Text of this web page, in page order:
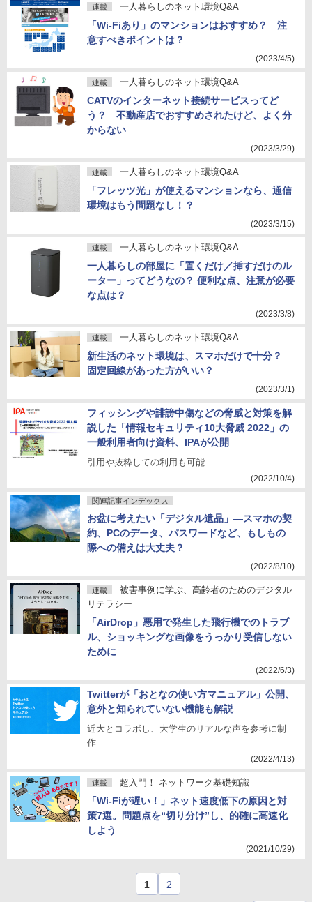
連載 一人暮らしのネット環境Q&A
「Wi-Fiあり」のマンションはおすすめ？ 注
意すべきポイントは？
(2023/4/5)
連載 一人暮らしのネット環境Q&A
CATVのインターネット接続サービスってど
う？ 不動産店でおすすめされたけど、よく分
からない
(2023/3/29)
連載 一人暮らしのネット環境Q&A
「フレッツ光」が使えるマンションなら、通信
環境はもう問題なし！？
(2023/3/15)
連載 一人暮らしのネット環境Q&A
一人暮らしの部屋に「置くだけ／挿すだけのル
ーター」ってどうなの？ 便利な点、注意が必要
な点は？
(2023/3/8)
連載 一人暮らしのネット環境Q&A
新生活のネット環境は、スマホだけで十分？
固定回線があった方がいい？
(2023/3/1)
フィッシングや誹謗中傷などの脅威と対策を解
説した「情報セキュリティ10大脅威 2022」の
一般利用者向け資料、IPAが公開
引用や抜粋しての利用も可能
(2022/10/4)
関連記事インデックス
お盆に考えたい「デジタル遺品」―スマホの契
約、PCのデータ、パスワードなど、もしもの
際への備えは大丈夫？
(2022/8/10)
連載
被害事例に学ぶ、高齢者のためのデジタル
リテラシー
「AirDrop」悪用で発生した飛行機でのトラブ
ル、ショッキングな画像をうっかり受信しない
ために
(2022/6/3)
Twitterが「おとなの使い方マニュアル」公開、
意外と知られていない機能も解説
近大とコラボし、大学生のリアルな声を参考に制
作
(2022/4/13)
連載 超入門！ ネットワーク基礎知識
「Wi-Fiが遅い！」ネット速度低下の原因と対
策7選。問題点を“切り分け”し、的確に高速化
しよう
(2021/10/29)
1 2